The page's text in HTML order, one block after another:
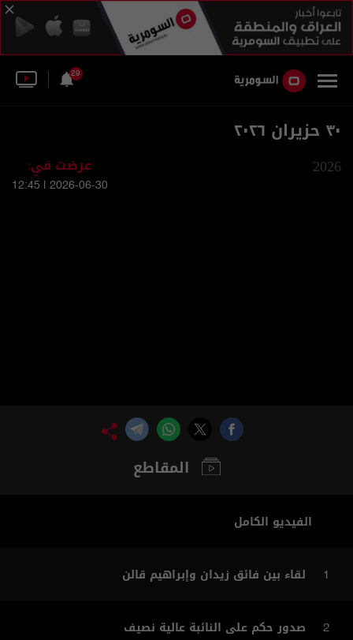
29
٣٠ حزيران ٢٠٢٦
2026 عرضت في:
2026-06-30 | 12:45
المقاطع
الفيديو الكامل
1 لقاء بين فائق زيدان وإبراهيم قالن
2 صدور حكم على النائبة عالية نصيف